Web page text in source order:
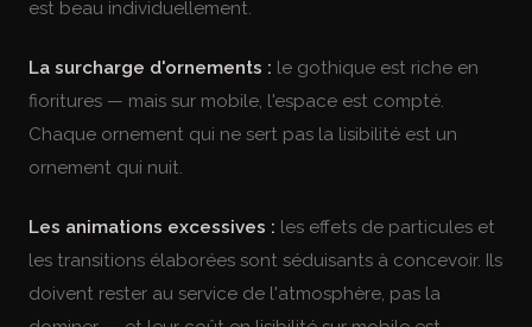
est beau individuellement.
La surcharge d'ornements : le gothique est riche en
fioritures — mais sur mobile, l'espace est compté.
Chaque ornement qui ne sert pas la lisibilité est un
ornement qui nuit.
Les animations excessives : les effets de particules et
les transitions élaborées sont séduisants à concevoir. Ils
doivent rester au service de l'atmosphère, pas la